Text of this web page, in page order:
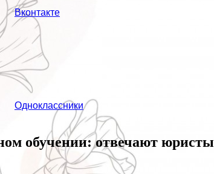
Вконтакте
Одноклассники
обучении: отвечают юристы